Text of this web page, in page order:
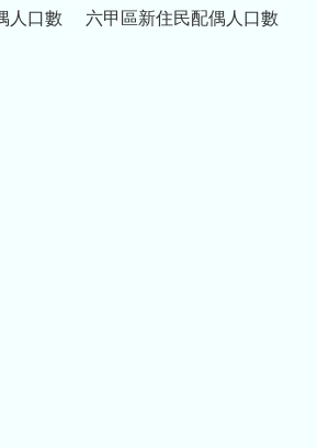
人口數 六甲區新住民配偶人口數